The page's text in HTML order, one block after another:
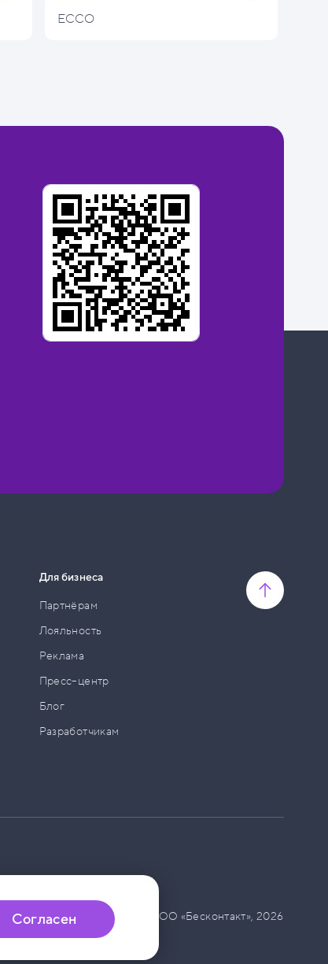
ECCO
Для бизнеса
Партнёрам
Лояльность
Реклама
Пресс–центр
Блог
Разработчикам
© ООО «Бесконтакт», 2026
Согласен